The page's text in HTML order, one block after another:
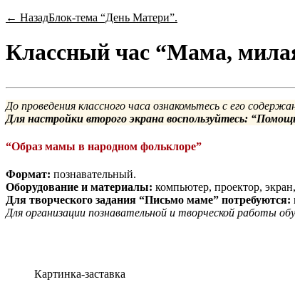
← НазадБлок-тема “День Матери”.
Классный час “Мама,
До проведения классного часа ознакомьтесь с его
Для настройки второго экрана воспользуйтесь:
“Образ мамы в народном фольклоре”
Формат: познавательный.
Оборудование и материалы: компьютер, проектор,
Для творческого задания “Письмо маме” потребуются:
Для организации познавательной и творческой работы
Картинка-заставка